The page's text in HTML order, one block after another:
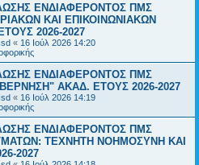
ΕΝΔΙΑΦΕΡΟΝΤΟΣ ΠΜΣ
ΚΑΙ ΕΠΙΚΟΙΝΩΝΙΑΚΩΝ
2026-2027
« 16 Ιούλ 2026 14:20
ΕΝΔΙΑΦΕΡΟΝΤΟΣ ΠΜΣ
ΑΚΑΔ. ΕΤΟΥΣ 2026-2027
« 16 Ιούλ 2026 14:19
ΕΝΔΙΑΦΕΡΟΝΤΟΣ ΠΜΣ
ΤΕΧΝΗΤΗ ΝΟΗΜΟΣΥΝΗ ΚΑΙ
2027